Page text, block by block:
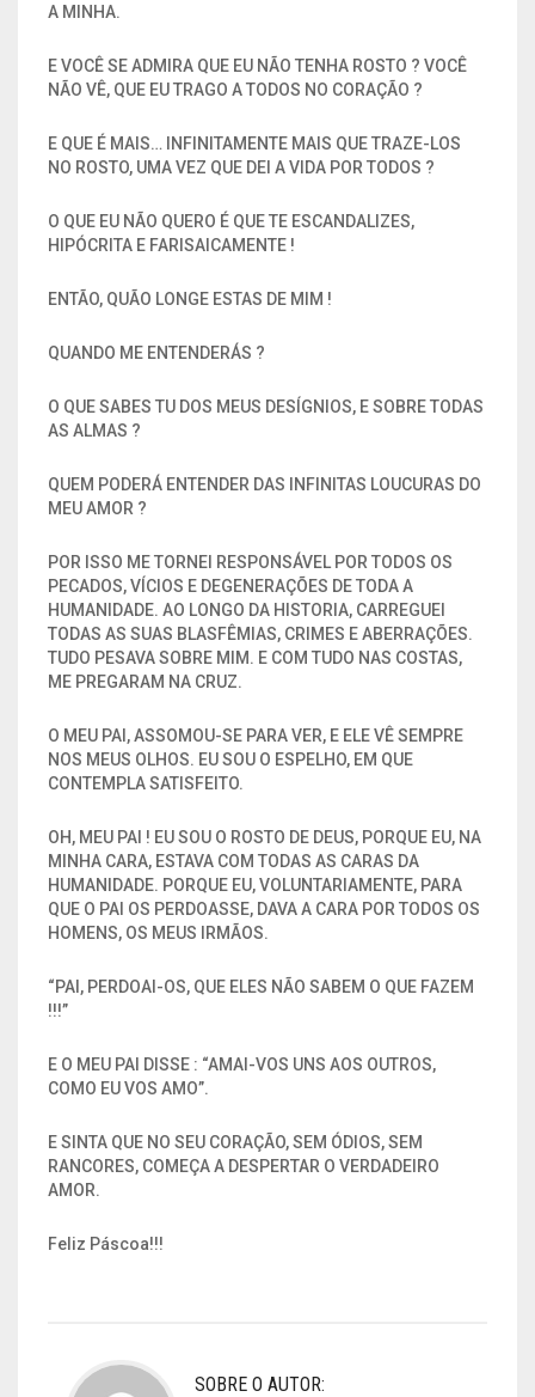
A MINHA.
E VOCÊ SE ADMIRA QUE EU NÃO TENHA ROSTO ? VOCÊ
NÃO VÊ, QUE EU TRAGO A TODOS NO CORAÇÃO ?
E QUE É MAIS… INFINITAMENTE MAIS QUE TRAZE-LOS
NO ROSTO, UMA VEZ QUE DEI A VIDA POR TODOS ?
O QUE EU NÃO QUERO É QUE TE ESCANDALIZES,
HIPÓCRITA E FARISAICAMENTE !
ENTÃO, QUÃO LONGE ESTAS DE MIM !
QUANDO ME ENTENDERÁS ?
O QUE SABES TU DOS MEUS DESÍGNIOS, E SOBRE TODAS
AS ALMAS ?
QUEM PODERÁ ENTENDER DAS INFINITAS LOUCURAS DO
MEU AMOR ?
POR ISSO ME TORNEI RESPONSÁVEL POR TODOS OS
PECADOS, VÍCIOS E DEGENERAÇÕES DE TODA A
HUMANIDADE. AO LONGO DA HISTORIA, CARREGUEI
TODAS AS SUAS BLASFÊMIAS, CRIMES E ABERRAÇÕES.
TUDO PESAVA SOBRE MIM. E COM TUDO NAS COSTAS,
ME PREGARAM NA CRUZ.
O MEU PAI, ASSOMOU-SE PARA VER, E ELE VÊ SEMPRE
NOS MEUS OLHOS. EU SOU O ESPELHO, EM QUE
CONTEMPLA SATISFEITO.
OH, MEU PAI ! EU SOU O ROSTO DE DEUS, PORQUE EU, NA
MINHA CARA, ESTAVA COM TODAS AS CARAS DA
HUMANIDADE. PORQUE EU, VOLUNTARIAMENTE, PARA
QUE O PAI OS PERDOASSE, DAVA A CARA POR TODOS OS
HOMENS, OS MEUS IRMÃOS.
“PAI, PERDOAI-OS, QUE ELES NÃO SABEM O QUE FAZEM
!!!”
E O MEU PAI DISSE : “AMAI-VOS UNS AOS OUTROS,
COMO EU VOS AMO”.
E SINTA QUE NO SEU CORAÇÃO, SEM ÓDIOS, SEM
RANCORES, COMEÇA A DESPERTAR O VERDADEIRO
AMOR.
Feliz Páscoa!!!
SOBRE O AUTOR: